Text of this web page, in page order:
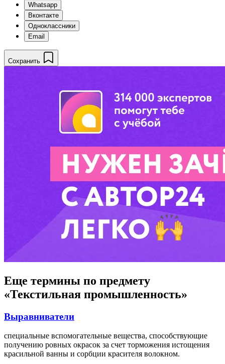
Whatsapp
Вконтакте
Одноклассники
Email
Сохранить
Еще термины по предмету
«Текстильная промышленность»
Выравниватели
специальные вспомогательные вещества, способствующие
получению ровных окрасок за счет торможения истощения
красильной ванны и сорбции красителя волокном.